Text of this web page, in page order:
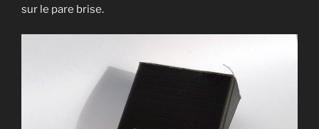
sur le pare brise.